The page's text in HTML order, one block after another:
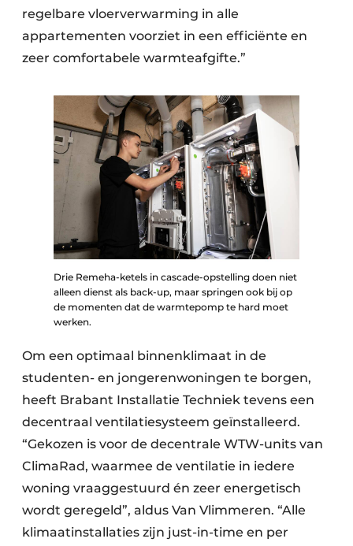
regelbare vloerverwarming in alle
appartementen voorziet in een efficiënte en
zeer comfortabele warmteafgifte.”
Drie Remeha-ketels in cascade-opstelling doen niet
alleen dienst als back-up, maar springen ook bij op
de momenten dat de warmtepomp te hard moet
werken.
Om een optimaal binnenklimaat in de
studenten- en jongerenwoningen te borgen,
heeft Brabant Installatie Techniek tevens een
decentraal ventilatiesysteem geïnstalleerd.
“Gekozen is voor de decentrale WTW-units van
ClimaRad, waarmee de ventilatie in iedere
woning vraaggestuurd én zeer energetisch
wordt geregeld”, aldus Van Vlimmeren. “Alle
klimaatinstallaties zijn just-in-time en per